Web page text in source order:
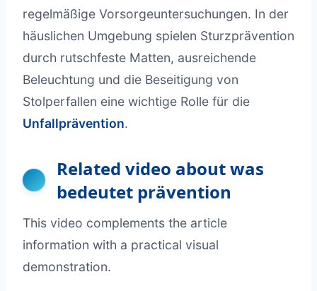
regelmäßige Vorsorgeuntersuchungen. In der
häuslichen Umgebung spielen Sturzprävention
durch rutschfeste Matten, ausreichende
Beleuchtung und die Beseitigung von
Stolperfallen eine wichtige Rolle für die
Unfallprävention.
Related video about was
bedeutet prävention
This video complements the article
information with a practical visual
demonstration.